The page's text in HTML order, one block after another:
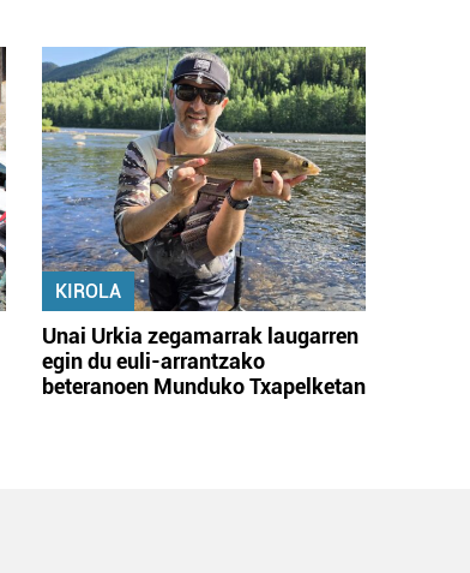
KIROLA
Unai Urkia zegamarrak laugarren
egin du euli-arrantzako
beteranoen Munduko Txapelketan